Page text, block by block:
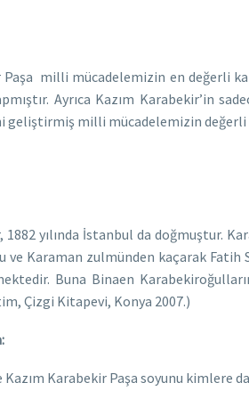
Paşa milli mücadelemizin en değerli
Ayrıca Kazım Karabekir’in
geliştirmiş milli mücadelemizin değerli
1882 yılında İstanbul da doğmuştur.
ve Karaman zulmünden kaçarak
Buna Binaen
Çizgi Kitapevi, Konya 2007.)
Kazım Karabekir Paşa soyunu kimlere